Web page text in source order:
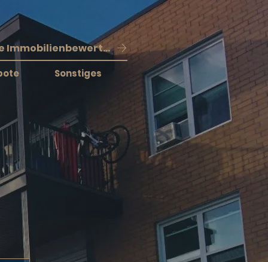
Kostenlose Immobilienbewertung
Sonstiges